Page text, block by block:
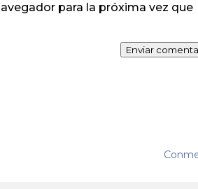
para la próxima vez que
Enviar